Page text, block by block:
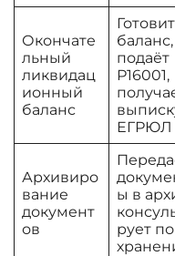
Окончате
льный
ликвидац
ионный
баланс
Готовит
баланс,
подаёт
Р16001,
ЕГРЮЛ
Архивиро
вание
документ
ов
ы в
рует по